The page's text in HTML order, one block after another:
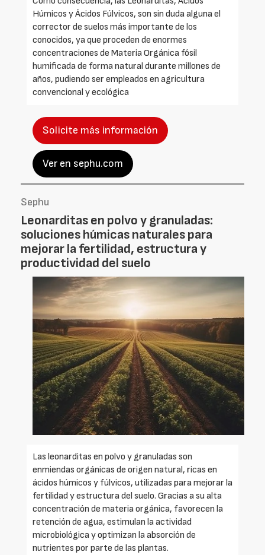
Húmicos y Ácidos Fúlvicos, son sin duda alguna el
corrector de suelos más importante de los
conocidos, ya que proceden de enormes
concentraciones de Materia Orgánica fósil
humificada de forma natural durante millones de
años, pudiendo ser empleados en agricultura
convencional y ecológica
Solicite más información
Ver en sephu.com
Sephu
Leonarditas en polvo y granuladas:
soluciones húmicas naturales para
mejorar la fertilidad, estructura y
productividad del suelo
Las leonarditas en polvo y granuladas son
enmiendas orgánicas de origen natural, ricas en
ácidos húmicos y fúlvicos, utilizadas para mejorar la
fertilidad y estructura del suelo. Gracias a su alta
concentración de materia orgánica, favorecen la
retención de agua, estimulan la actividad
microbiológica y optimizan la absorción de
nutrientes por parte de las plantas.